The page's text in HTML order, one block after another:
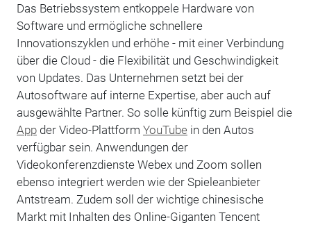
Das Betriebssystem entkoppele Hardware von
Software und ermögliche schnellere
Innovationszyklen und erhöhe - mit einer Verbindung
über die Cloud - die Flexibilität und Geschwindigkeit
von Updates. Das Unternehmen setzt bei der
Autosoftware auf interne Expertise, aber auch auf
ausgewählte Partner. So solle künftig zum Beispiel die
Appder Video-Plattform YouTube in den Autos
verfügbar sein. Anwendungen der
Videokonferenzdienste Webex und Zoom sollen
ebenso integriert werden wie der Spieleanbieter
Antstream. Zudem soll der wichtige chinesische
Markt mit Inhalten des Online-Giganten Tencent